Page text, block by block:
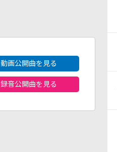
動画公開曲を見る
録音公開曲を見る